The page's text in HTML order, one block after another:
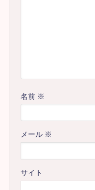
名前 ※
メール ※
サイト